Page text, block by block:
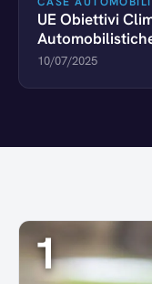
UE Obiettivi
Emissioni CO2
10/07/2025
1